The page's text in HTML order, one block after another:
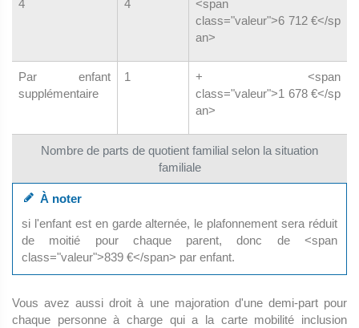
Nombre de parts de quotient familial selon la situation
familiale
4 4
<span
class="valeur">6 712 €</sp
an>
Par enfant
supplémentaire
1
+ <span
class="valeur">1 678 €</sp
an>
À noter
si l'enfant est en garde alternée, le plafonnement sera réduit
de moitié pour chaque parent, donc de <span
class="valeur">839 €</span> par enfant.
Vous avez aussi droit à une majoration d'une demi-part pour
chaque personne à charge qui a la carte mobilité inclusion